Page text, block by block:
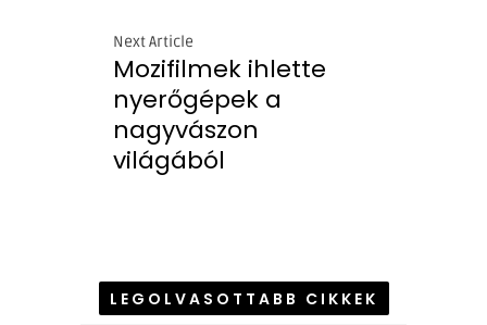
Next Article
Mozifilmek ihlette
nyerőgépek a
nagyvászon
világából
LEGOLVASOTTABB CIKKEK